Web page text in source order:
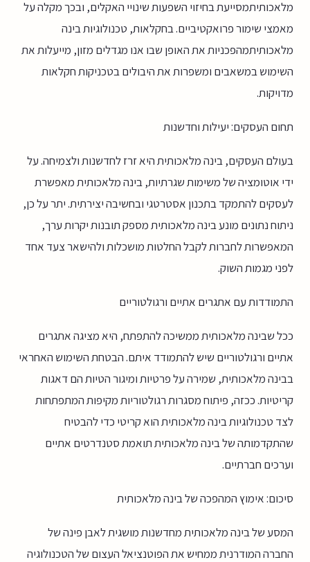
מלאכותיתמסייעת בחיזוי השפעות שינויי האקלים, ובכך מקלה על
מאמצי שימור פרואקטיביים. בחקלאות, טכנולוגיות בינה
מלאכותיתמהפכניות את האופן שבו אנו מגדלים מזון, מייעלות את
השימוש במשאבים ומשפרות את היבולים בטכניקות חקלאות
מדויקות.
תחום העסקים: יעילות וחדשנות
בעולם העסקים, בינה מלאכותית היא זרז לחדשנות ולצמיחה. על
ידי אוטומציה של משימות שגרתיות, בינה מלאכותית מאפשרת
לעסקים להתמקד בתכנון אסטרטגי ובחשיבה יצירתית. יתר על כן,
ניתוח נתונים מונע בינה מלאכותית מספק תובנות יקרות ערך,
המאפשרות לחברות לקבל החלטות מושכלות ולהישאר צעד אחד
לפני מגמות השוק.
התמודדות עם אתגרים אתיים ורגולטוריים
ככל שבינה מלאכותית ממשיכה להתפתח, היא מציגה אתגרים
אתיים ורגולטוריים שיש להתמודד איתם. הבטחת השימוש האחראי
בבינה מלאכותית, שמירה על פרטיות ומיגור הטיות הם דאגות
קריטיות. ככזה, פיתוח מסגרות רגולטוריות מקיפות המתפתחות
לצד טכנולוגיות בינה מלאכותית הוא קריטי כדי להבטיח
שהתקדמותה של בינה מלאכותית תואמת סטנדרטים אתיים
וערכים חברתיים.
סיכום: אימוץ המהפכה של בינה מלאכותית
המסע של בינה מלאכותית מחדשנות מושגית לאבן פינה של
החברה המודרנית ממחיש את הפוטנציאל העצום של הטכנולוגיה